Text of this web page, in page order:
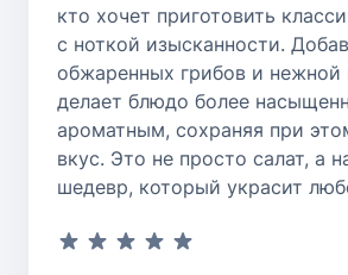
кто хочет приготовить
с ноткой изысканности.
обжаренных грибов и нежной
делает блюдо более
ароматным, сохраняя при
вкус. Это не просто салат, а
шедевр, который украсит